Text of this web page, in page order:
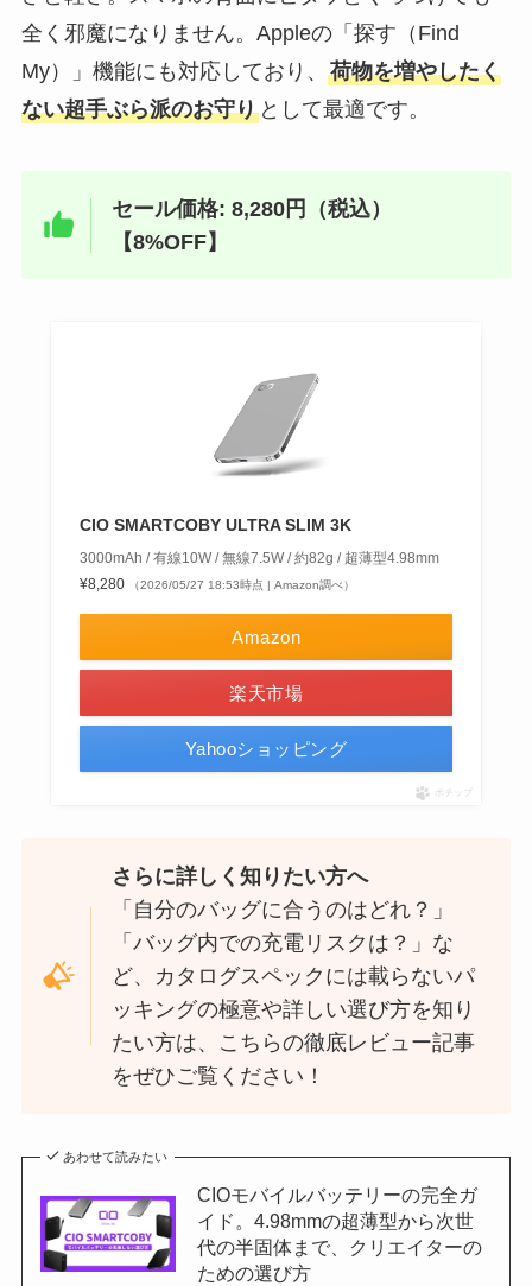
全く邪魔になりません。Appleの「探す（Find
My）」機能にも対応しており、 荷物を増やしたく
ない超手ぶら派のお守りとして最適です。
セール価格: 8,280円（税込）
【8%OFF】
CIO SMARTCOBY ULTRA SLIM 3K
3000mAh / 有線10W / 無線7.5W / 約82g / 超薄型4.98mm
¥8,280
（2026/05/27 18:53時点 | Amazon調べ）
Amazon
楽天市場
Yahooショッピング
ポチップ
さらに詳しく知りたい方へ
「自分のバッグに合うのはどれ？」
「バッグ内での充電リスクは？」な
ど、カタログスペックには載らないパ
ッキングの極意や詳しい選び方を知り
たい方は、こちらの徹底レビュー記事
をぜひご覧ください！
あわせて読みたい
CIOモバイルバッテリーの完全ガ
イド。4.98mmの超薄型から次世
代の半固体まで、クリエイターの
ための選び方